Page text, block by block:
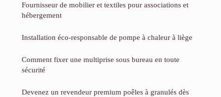
Fournisseur de mobilier et textiles pour associations et
hébergement
Installation éco-responsable de pompe à chaleur à liège
Comment fixer une multiprise sous bureau en toute
sécurité
Devenez un revendeur premium poêles à granulés dès